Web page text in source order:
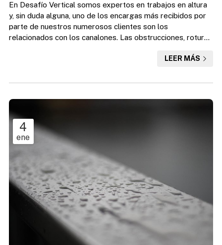
En Desafío Vertical somos expertos en trabajos en altura
y, sin duda alguna, uno de los encargas más recibidos por
parte de nuestros numerosos clientes son los
relacionados con los canalones. Las obstrucciones, roturas
viviendas unifamiliares deben solucionarse a la mayor
de trabajo preparado para resolver todo tipo de
reparació...
LEER MÁS
4
ene